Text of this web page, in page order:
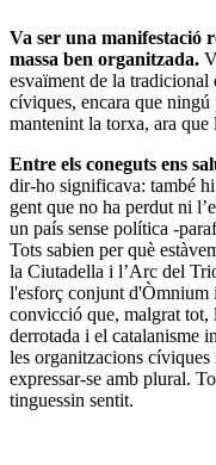
Va ser una manifestació
massa ben organitzada.
esvaïment de la tradicional
cíviques, encara que ningú
mantenint la torxa, ara que
Entre els coneguts ens
dir-ho significava: també
gent que no ha perdut ni
un país sense política -
Tots sabien per què
la Ciutadella i l’Arc del
l'esforç conjunt d'Òmnium
convicció que, malgrat tot,
derrotada i el catalanisme
les organitzacions
expressar-se amb plural.
tinguessin sentit.